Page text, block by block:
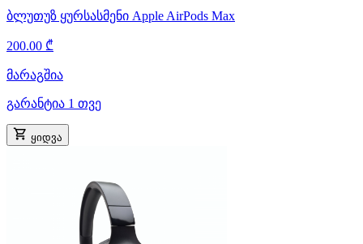
ბლუთუზ ყურსასმენი Apple AirPods Max
200.00 ₾
მარაგშია
გარანტია 1 თვე
ყიდვა